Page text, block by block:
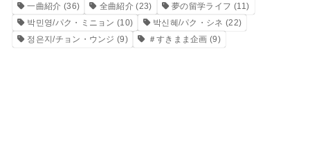
一曲紹介 (36) 全曲紹介 (23) 夢の留学ライフ (11)
박민영/パク・ミニョン (10) 박신혜/パク・シネ (22)
정은지/チョン・ウンジ (9) ＃すきまま企画 (9)